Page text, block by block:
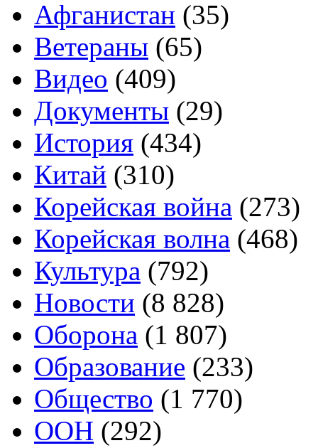
Афганистан (35)
Ветераны (65)
Видео (409)
Документы (29)
История (434)
Китай (310)
Корейская война (273)
Корейская волна (468)
Культура (792)
Новости (8 828)
Оборона (1 807)
Образование (233)
Общество (1 770)
ООН (292)